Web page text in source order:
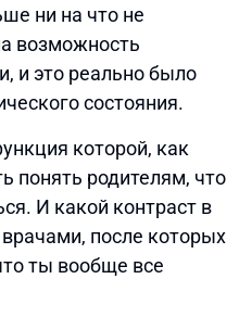
ни на что не
возможность
и это реально было
состояния.
которой, как
понять родителям, что
И какой контраст в
после которых
ты вообще все